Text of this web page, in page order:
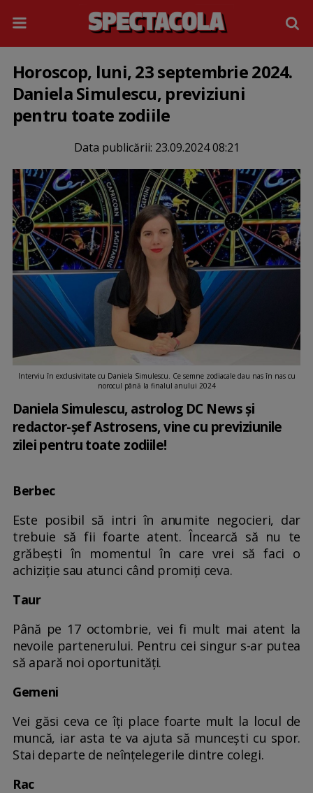
Horoscop, luni, 23 septembrie 2024.
Daniela Simulescu, previziuni
pentru toate zodiile
Data publicării: 23.09.2024 08:21
Interviu în exclusivitate cu Daniela Simulescu. Ce semne zodiacale dau nas în nas cu
norocul până la finalul anului 2024
Daniela Simulescu, astrolog DC News și
redactor-șef Astrosens, vine cu previziunile
zilei pentru toate zodiile!
Berbec
Este posibil să intri în anumite negocieri, dar
trebuie să fii foarte atent. Încearcă să nu te
grăbești în momentul în care vrei să faci o
achiziție sau atunci când promiți ceva.
Taur
Până pe 17 octombrie, vei fi mult mai atent la
nevoile partenerului. Pentru cei singur s-ar putea
să apară noi oportunități.
Gemeni
Vei găsi ceva ce îți place foarte mult la locul de
muncă, iar asta te va ajuta să muncești cu spor.
Stai departe de neînțelegerile dintre colegi.
Rac